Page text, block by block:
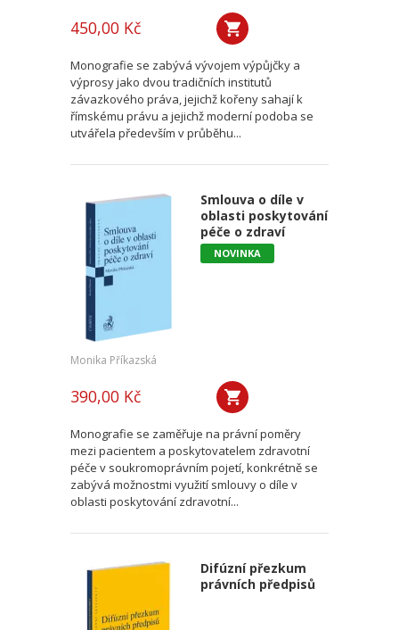
450,00 Kč
Monografie se zabývá vývojem výpůjčky a
výprosy jako dvou tradičních institutů
závazkového práva, jejichž kořeny sahají k
římskému právu a jejichž moderní podoba se
utvářela především v průběhu...
Smlouva o díle v
oblasti poskytování
péče o zdraví
NOVINKA
Monika Příkazská
390,00 Kč
Monografie se zaměřuje na právní poměry
mezi pacientem a poskytovatelem zdravotní
péče v soukromoprávním pojetí, konkrétně se
zabývá možnostmi využití smlouvy o díle v
oblasti poskytování zdravotní...
Difúzní přezkum
právních předpisů